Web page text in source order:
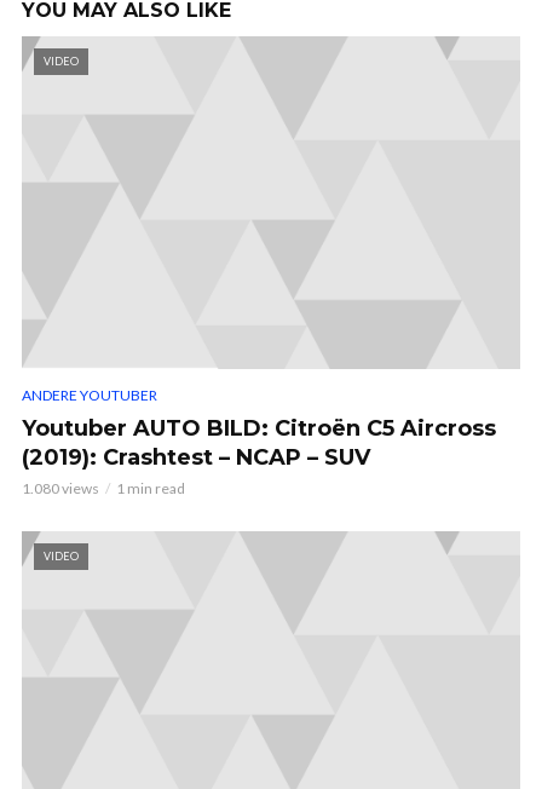
YOU MAY ALSO LIKE
VIDEO
ANDERE YOUTUBER
Youtuber AUTO BILD: Citroën C5 Aircross
(2019): Crashtest – NCAP – SUV
1.080 views 1 min read
VIDEO